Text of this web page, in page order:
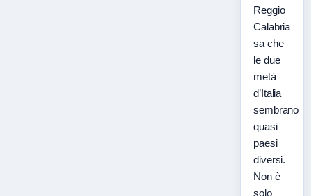
Reggio
Calabria
sa che
le due
metà
d’Italia
sembrano
quasi
paesi
diversi.
Non è
solo